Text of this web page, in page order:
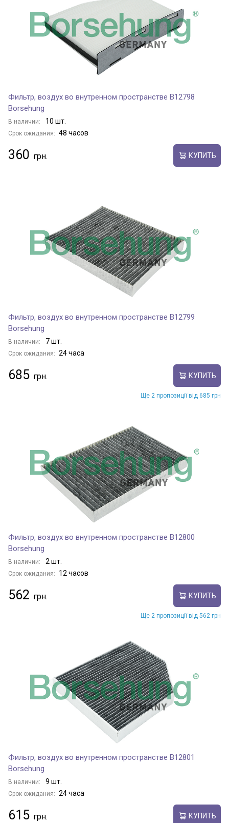
Фильтр, воздух во внутренном пространстве B12798
Borsehung
В наличии: 10 шт.
Срок ожидания: 48 часов
360 КУПИТЬ
Фильтр, воздух во внутренном пространстве B12799
Borsehung
В наличии: 7 шт.
Срок ожидания: 24 часа
685 КУПИТЬ
Ще 2 пропозиції від 685 грн
Фильтр, воздух во внутренном пространстве B12800
Borsehung
В наличии: 2 шт.
Срок ожидания: 12 часов
562 КУПИТЬ
Ще 2 пропозиції від 562 грн
Фильтр, воздух во внутренном пространстве B12801
Borsehung
В наличии: 9 шт.
Срок ожидания: 24 часа
615 КУПИТЬ